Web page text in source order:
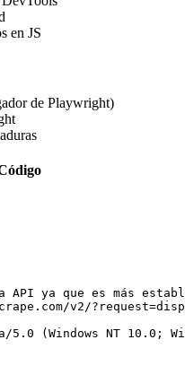
en JS
de Playwright)
API ya que es más
v2/
5.0 (Windows NT 10.0;